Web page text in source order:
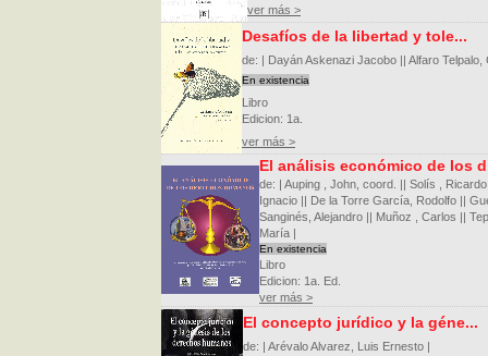
ver más >
Desafíos de la libertad y tole...
de: | Dayán Askenazi Jacobo || Alfaro Telpalo,
En existencia
Libro
Edicion: 1a.
ver más >
El análisis económico de los
de: | Auping , John, coord. || Solís ,
Ignacio || De la Torre García, Rodolfo ||
Sanginés, Alejandro || Muñoz , Carlos ||
María |
En existencia
Libro
Edicion: 1a. Ed.
ver más >
El concepto jurídico y la géne...
de: | Arévalo Alvarez, Luis Ernesto |